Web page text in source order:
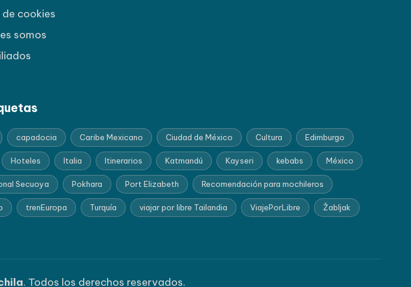
cookies
somos
capadocia Caribe Mexicano Ciudad de México Cultura Edimburgo
Hoteles Italia Itinerarios Katmandú Kayseri kebabs México
Secuoya Pokhara Port Elizabeth Recomendación para mochileros
trenEuropa Turquía viajar por libre Tailandia ViajePorLibre Žabljak
. Todos los derechos reservados.